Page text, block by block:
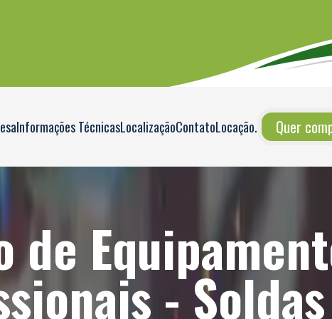
Informações TécnicasLocalizaçãoContatoLocação. Quer
de
-